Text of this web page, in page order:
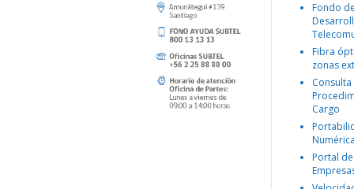
Fondo
Fibra
zonas
Consulta
Cargo
Portal